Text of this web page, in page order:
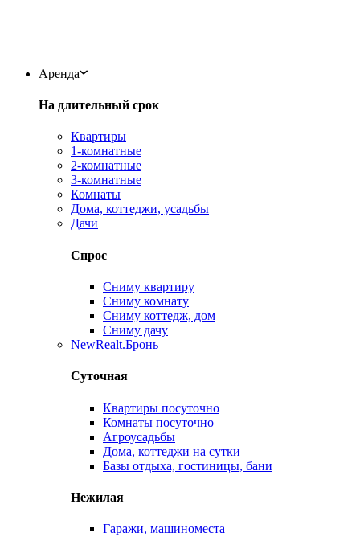
Аренда
На длительный срок
Квартиры
1-комнатные
2-комнатные
3-комнатные
Комнаты
Дома, коттеджи, усадьбы
Дачи
Спрос
Сниму квартиру
Сниму комнату
Сниму коттедж, дом
Сниму дачу
NewRealt.Бронь
Суточная
Квартиры посуточно
Комнаты посуточно
Агроусадьбы
Дома, коттеджи на сутки
Базы отдыха, гостиницы, бани
Нежилая
Гаражи, машиноместа